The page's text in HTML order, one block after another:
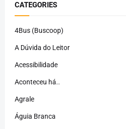
CATEGORIES
4Bus (Buscoop)
A Dúvida do Leitor
Acessibilidade
Aconteceu há..
Agrale
Águia Branca